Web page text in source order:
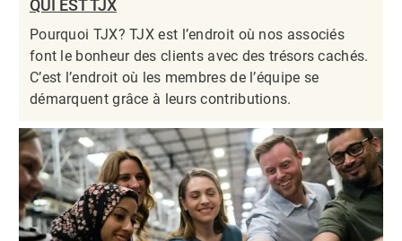
QUI EST TJX
Pourquoi TJX? TJX est l’endroit où nos associés
font le bonheur des clients avec des trésors cachés.
C’est l’endroit où les membres de l’équipe se
démarquent grâce à leurs contributions.​​​​​​​